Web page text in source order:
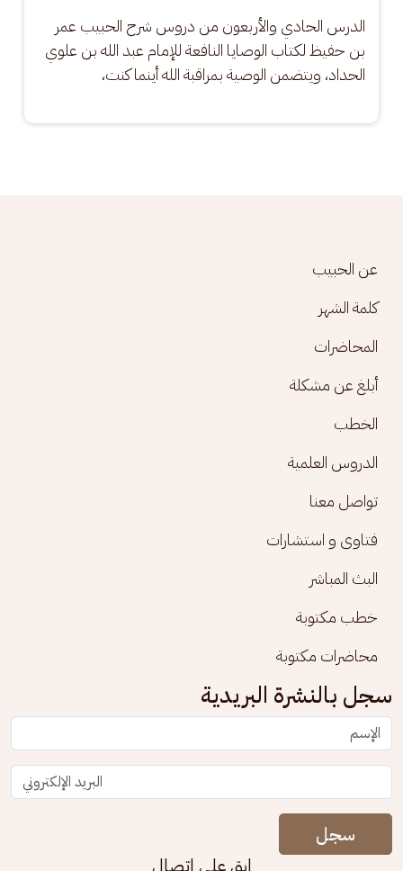
الدرس الحادي والأربعون من دروس شرح الحبيب عمر
بن حفيظ لكتاب الوصايا النافعة للإمام عبد الله بن علوي
الحداد، ويتضمن الوصية بمراقبة الله أينما كنت،
Footer menu
عن الحبيب
كلمة الشهر
المحاضرات
أبلغ عن مشكلة
الخطب
الدروس العلمية
تواصل معنا
فتاوى و استشارات
البث المباشر
خطب مكتوبة
محاضرات مكتوبة
سجل بالنشرة البريدية
سجل
ابق على اتصال